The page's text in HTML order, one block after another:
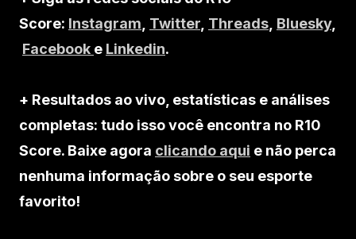
Score: Instagram Twitter Threads Bluesky,
Facebook e Linkedin.
+ Resultados ao vivo, estatísticas e análises
completas: tudo isso você encontra no R10
Score. Baixe agora clicando aqui e não perca
nenhuma informação sobre o seu esporte
favorito!